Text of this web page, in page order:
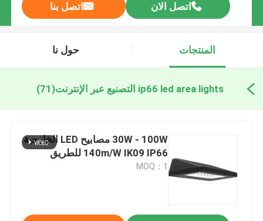
اتصل الان اتصل بنا
المنتجات حول نا
ip66 led area lights التصنيع عبر الإنترنت (71)
30W - 100W مصابيح LED الخارجية
140m/W IK09 IP66 للطريق
MOQ：1